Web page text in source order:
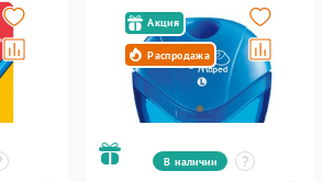
Акция
Распродажа
В наличии